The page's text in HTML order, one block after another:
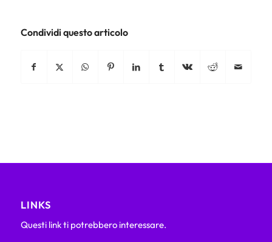
Condividi questo articolo
LINKS
Questi link ti potrebbero interessare.